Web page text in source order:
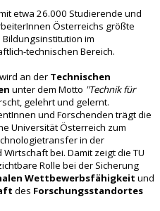
etwa 26.000 Studierende und
Österreichs größte
im
technischen Bereich.
wird an der Technischen
unter dem Motto "Technik für
gelehrt und gelernt.
und Forschenden trägt die
Universität Österreich zum
in der
bei. Damit zeigt die TU
Rolle bei der Sicherung
Wettbewerbsfähigkeit und
des Forschungsstandortes